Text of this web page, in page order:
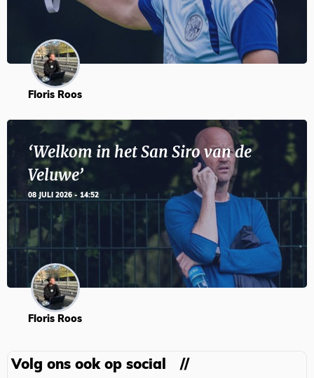
Floris Roos
‘Welkom in het San Siro van de
Veluwe’
08 JULI 2026 - 14:52
Floris Roos
Volg ons ook op social